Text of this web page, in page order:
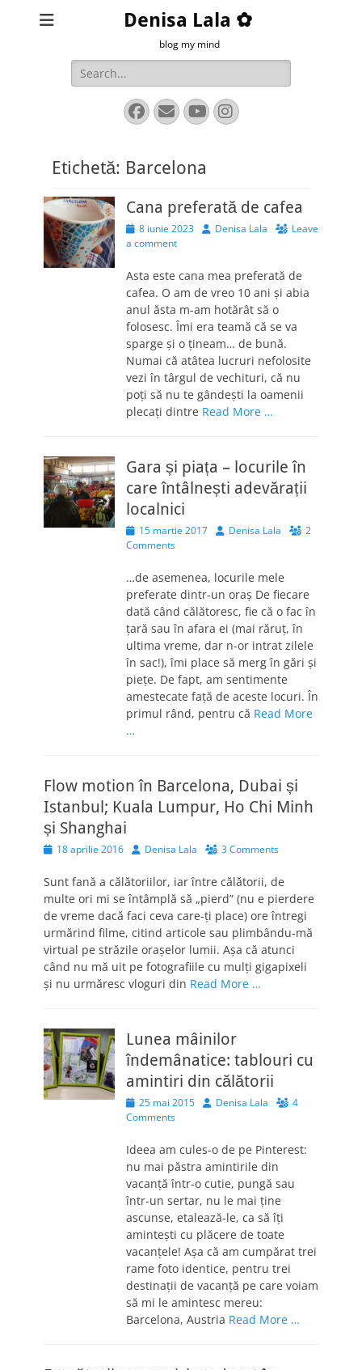
Denisa Lala ✿
blog my mind
Search
for:
Facebook
EmailYouTube
Instagram
Etichetă: Barcelona
Cana preferată de cafea
Posted
on
8 iunie 2023 AuthorDenisa Lala
Leave
a comment
Asta este cana mea preferată de
cafea. O am de vreo 10 ani și abia
anul ăsta m-am hotărât să o
folosesc. Îmi era teamă că se va
sparge și o țineam… de bună.
Numai că atâtea lucruri nefolosite
vezi în târgul de vechituri, că nu
poți să nu te gândești la oamenii
plecați dintre Read More …
Gara și piața – locurile în
care întâlnești adevărații
localnici
Posted
on
15 martie 2017 AuthorDenisa Lala
2
Comments
…de asemenea, locurile mele
preferate dintr-un oraș De fiecare
dată când călătoresc, fie că o fac în
țară sau în afara ei (mai răruț, în
ultima vreme, dar n-or intrat zilele
în sac!), îmi place să merg în gări și
piețe. De fapt, am sentimente
amestecate față de aceste locuri. În
primul rând, pentru că Read More
…
Flow motion în Barcelona, Dubai și
Istanbul; Kuala Lumpur, Ho Chi Minh
și Shanghai
Posted18 aprilie 2016 AuthorDenisa Lala 3 Comments
Sunt fană a călătoriilor, iar între călătorii, de
multe ori mi se întâmplă să „pierd” (nu e pierdere
de vreme dacă faci ceva care-ți place) ore întregi
urmărind filme, citind articole sau plimbându-mă
virtual pe străzile orașelor lumii. Așa că atunci
când nu mă uit pe fotografiile cu mulți gigapixeli
și nu urmăresc vloguri din Read More …
Lunea mâinilor
îndemânatice: tablouri cu
amintiri din călătorii
Posted
on
25 mai 2015 AuthorDenisa Lala
4
Comments
Ideea am cules-o de pe Pinterest:
nu mai păstra amintirile din
vacanţă într-o cutie, pungă sau
într-un sertar, nu le mai ţine
ascunse, etalează-le, ca să îţi
aminteşti cu plăcere de toate
vacanţele! Aşa că am cumpărat trei
rame foto identice, pentru trei
destinaţii de vacanţă pe care voiam
să mi le amintesc mereu:
Barcelona, Austria Read More …